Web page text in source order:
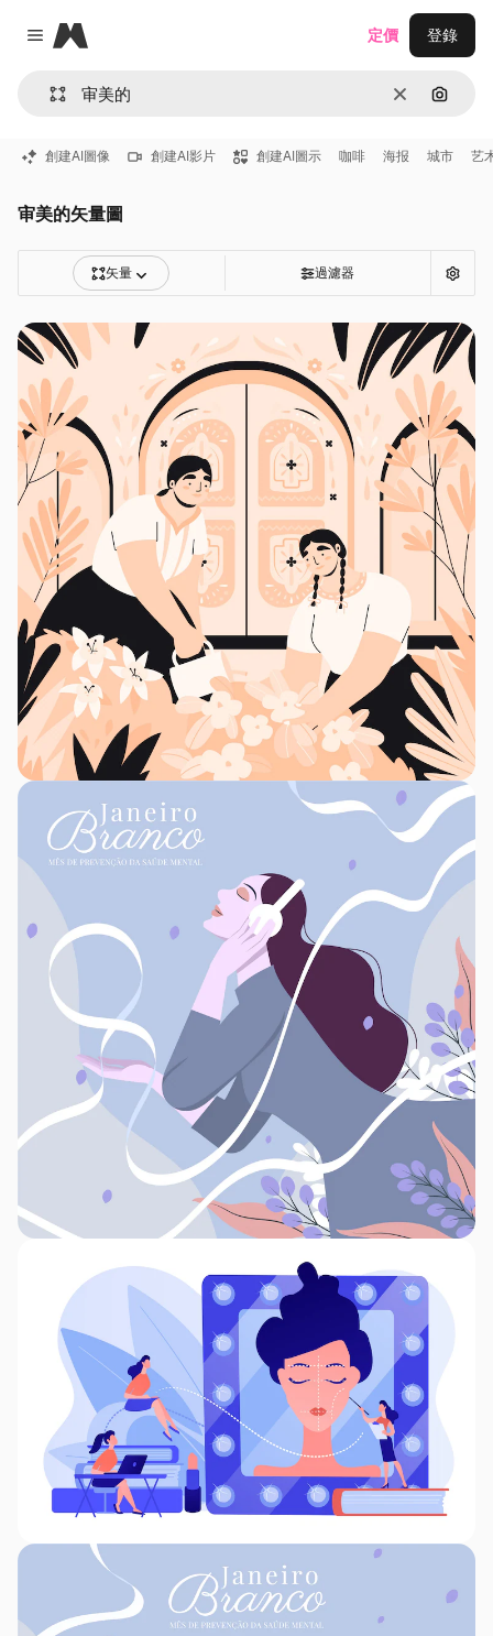
Close menu
Magnific
清除 通過圖
定價 登錄
創建AI圖像 創建AI影片 創建AI圖示 咖啡 海报 城市 艺
审美的矢量圖
矢量 過濾器